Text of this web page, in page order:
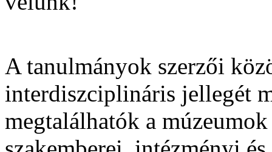
A tanulmányok szerzői
interdiszciplináris jellegét
megtalálhatók a